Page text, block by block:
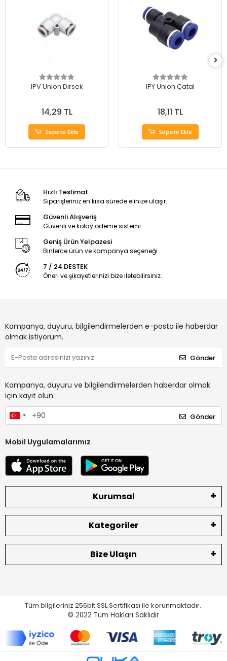
IPV Union Dirsek
14,29 TL
Sepete Ekle
IPY Union Çatal
18,11 TL
Sepete Ekle
Hızlı Teslimat
Siparişleriniz en kısa sürede elinize ulaşır.
Güvenli Alışveriş
Güvenli ve kolay ödeme sistemi
Geniş Ürün Yelpazesi
Binlerce ürün ve kampanya seçeneği
7 / 24 DESTEK
Öneri ve şikayetlerinizi bize iletebilirsiniz.
Kampanya, duyuru, bilgilendirmelerden e-posta ile haberdar
olmak istiyorum.
Gönder
Kampanya, duyuru ve bilgilendirmelerden haberdar olmak
için kayıt olun.
Gönder
Mobil Uygulamalarımız
Kurumsal
Kategoriler
Bize Ulaşın
Tüm bilgileriniz 256bit SSL Sertifikası ile korunmaktadır.
© 2022 Tüm Hakları Saklıdır